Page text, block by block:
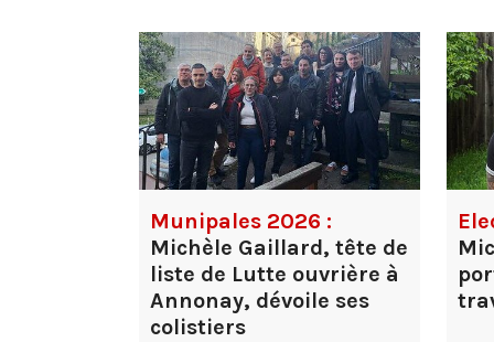
Munipales 2026 :
Michèle Gaillard, tête de
liste de Lutte ouvrière à
Annonay, dévoile ses
colistiers